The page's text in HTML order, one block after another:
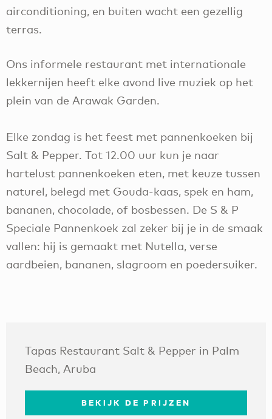
airconditioning, en buiten wacht een gezellig
terras.
Ons informele restaurant met internationale
lekkernijen heeft elke avond live muziek op het
plein van de Arawak Garden.
Elke zondag is het feest met pannenkoeken bij
Salt & Pepper. Tot 12.00 uur kun je naar
hartelust pannenkoeken eten, met keuze tussen
naturel, belegd met Gouda-kaas, spek en ham,
bananen, chocolade, of bosbessen. De S & P
Speciale Pannenkoek zal zeker bij je in de smaak
vallen: hij is gemaakt met Nutella, verse
aardbeien, bananen, slagroom en poedersuiker.
Tapas Restaurant Salt & Pepper in Palm
Beach, Aruba
BEKIJK DE PRIJZEN